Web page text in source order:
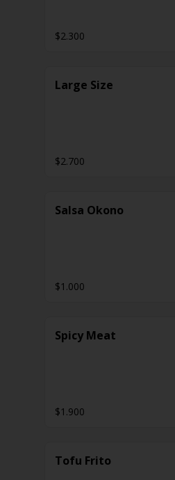
$2.300
Large Size
$2.700
Salsa Okono
$1.000
Spicy Meat
$1.900
Tofu Frito